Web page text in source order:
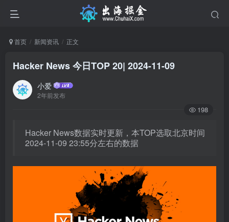
首页 新闻资讯 正文
Hacker News 今日TOP 20| 2024-11-09
小爱
2年前发布
198
Hacker News数据实时更新，本TOP选取北京时间
2024-11-09 23:55分左右的数据